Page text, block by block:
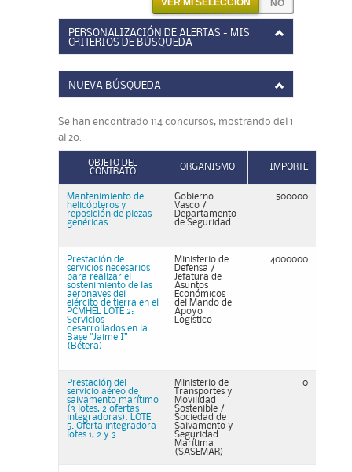
VER MI SELECCIÓN
PERSONALIZACIÓN DE ALERTAS - MIS
CRITERIOS DE BÚSQUEDA
NUEVA BÚSQUEDA
Se han encontrado 114 concursos, mostrando del 1
al 20.
OBJETO DEL
CONTRATO
ORGANISMO IMPORTE
Mantenimiento de
helicópteros y
reposición de piezas
genéricas.
Gobierno
Vasco /
Departamento
de Seguridad
500000
Prestación de
servicios necesarios
para realizar el
sostenimiento de las
aeronaves del
ejército de tierra en el
PCMHEL LOTE 2:
Servicios
desarrollados en la
Base “Jaime I”
(Bétera)
Ministerio de
Defensa /
Jefatura de
Asuntos
Económicos
del Mando de
Apoyo
Logístico
4000000
Prestación del
servicio aéreo de
salvamento marítimo
(3 lotes, 2 ofertas
integradoras). LOTE
5: Oferta integradora
lotes 1, 2 y 3
Ministerio de
Transportes y
Movilidad
Sostenible /
Sociedad de
Salvamento y
Seguridad
Marítima
(SASEMAR)
0